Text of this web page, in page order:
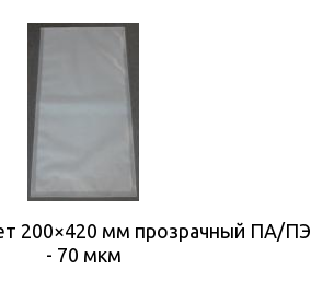
200×420 мм прозрачный ПА/ПЭ
- 70 мкм